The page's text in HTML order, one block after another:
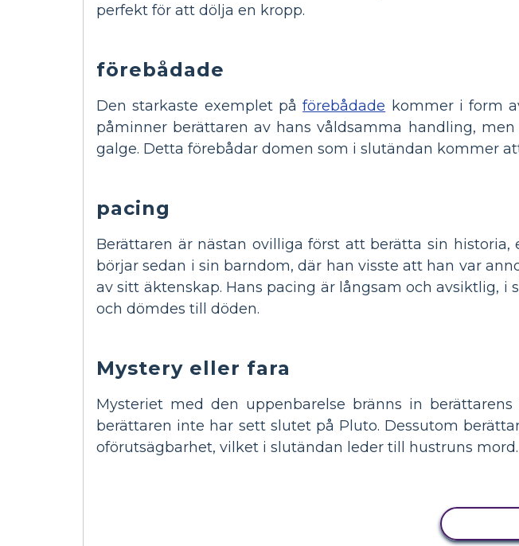
perfekt för att dölja en kropp.
förebådade
Den starkaste exemplet påförebådade kommer i form
påminner berättaren av hans våldsamma handling,
galge. Detta förebådar domen som i slutändan kommer
pacing
Berättaren är nästan ovilliga först att berätta sin
börjar sedan i sin barndom, där han visste att han var
av sitt äktenskap. Hans pacing är långsam och avsiktlig,
och dömdes till döden.
Mystery eller fara
Mysteriet med den uppenbarelse bränns in
berättaren inte har sett slutet på Pluto. Dessutom
oförutsägbarhet, vilket i slutändan leder till hustruns mord.